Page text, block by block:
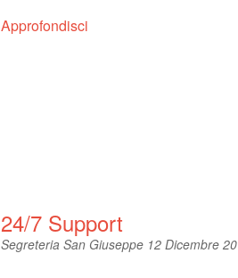
Approfondisci
24/7 Support
Segreteria San Giuseppe 12 Dicembre